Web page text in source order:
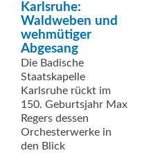
Karlsruhe:
Waldweben und
wehmütiger
Abgesang
Die Badische
Staatskapelle
Karlsruhe rückt im
150. Geburtsjahr Max
Regers dessen
Orchesterwerke in
den Blick